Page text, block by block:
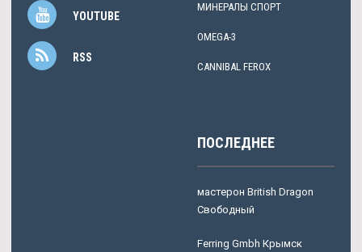
YOUTUBE
RSS
МИНЕРАЛЫ СПОРТ
OMEGA-3
CANNIBAL FEROX
ПОСЛЕДНЕЕ
мастерон British Dragon
Свободный
Ferring Gmbh Крымск